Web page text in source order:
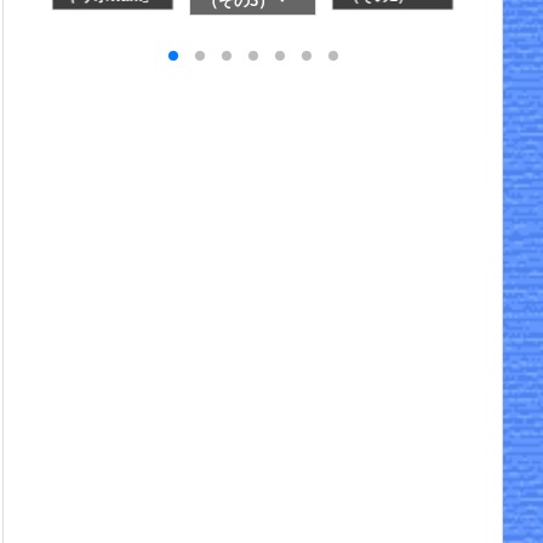
ーキン
しむ(2)
から1
経て